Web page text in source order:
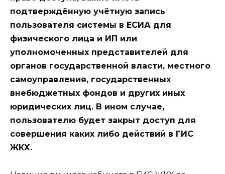
подтверждённую учётную запись
пользователя системы в ЕСИА для
физического лица и ИП или
уполномоченных представителей для
органов государственной власти, местного
самоуправления, государственных
внебюджетных фондов и других иных
юридических лиц. В ином случае,
пользователю будет закрыт доступ для
совершения каких либо действий в ГИС
ЖКХ.